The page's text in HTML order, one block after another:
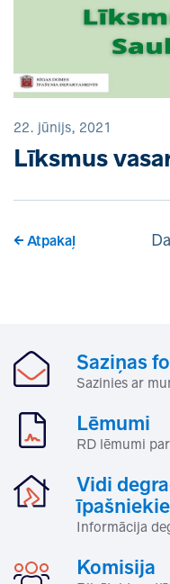
22. jūnijs, 2021
Līksmus
Atpakaļ
Saziņas
Sazinies ar
Lēmumi
RD lēmumi
Vidi
Informācija
Komisija